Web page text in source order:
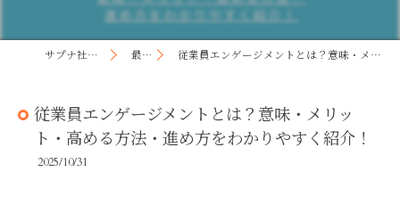
サプナ社会保険労務士法人 最新記事 従業員エンゲージメントとは？意味・メリット・高める方法・進め方をわかりやすく紹介！
従業員エンゲージメントとは？意味・メリッ
ト・高める方法・進め方をわかりやすく紹介！
2025/10/31